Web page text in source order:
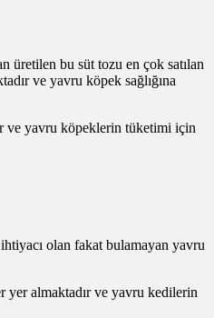
üretilen bu süt tozu en çok satılan
ve yavru köpek sağlığına
ve yavru köpeklerin tüketimi için
olan fakat bulamayan yavru
yer almaktadır ve yavru kedilerin